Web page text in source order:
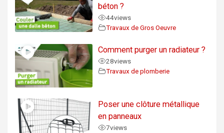
béton ?
44views
Travaux de Gros Oeuvre
Comment purger un radiateur ?
28views
Travaux de plomberie
Poser une clôture métallique
en panneaux
7views